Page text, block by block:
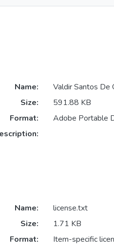
Name:
Valdir Santos De
Size:
591.88 KB
Format:
Adobe Portable
Name:
license.txt
Size:
1.71 KB
Format:
Item-specific